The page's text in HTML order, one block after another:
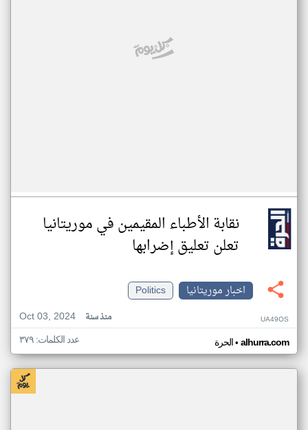
نقابة الأطباء المقيمين في موريتانيا
تعلن تعليق إضرابها
اخبار موريتانيا
Politics
Oct 03, 2024
منذ سنة UA49OS
الحرة• alhurra.com عدد الكلمات: ٣٧٩